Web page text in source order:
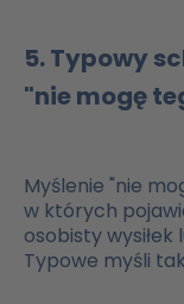
5. Typowy
"nie mogę
Myślenie "nie
w których
osobisty
Typowe myśli